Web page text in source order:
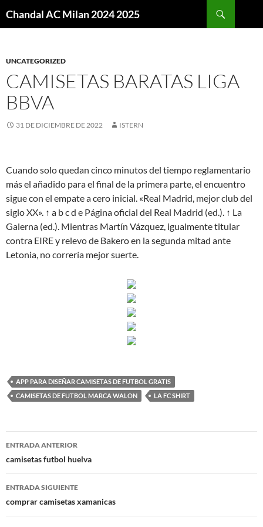
Chandal AC Milan 2024 2025
UNCATEGORIZED
CAMISETAS BARATAS LIGA
BBVA
31 DE DICIEMBRE DE 2022 ISTERN
Cuando solo quedan cinco minutos del tiempo reglamentario
más el añadido para el final de la primera parte, el encuentro
sigue con el empate a cero inicial. «Real Madrid, mejor club del
siglo XX». ↑ a b c d e Página oficial del Real Madrid (ed.). ↑ La
Galerna (ed.). Mientras Martín Vázquez, igualmente titular
contra EIRE y relevo de Bakero en la segunda mitad ante
Letonia, no correría mejor suerte.
APP PARA DISEÑAR CAMISETAS DE FUTBOL GRATIS
CAMISETAS DE FUTBOL MARCA WALON
LA FC SHIRT
Navegación
de
entradas
ENTRADA ANTERIOR
camisetas futbol huelva
ENTRADA SIGUIENTE
comprar camisetas xamanicas